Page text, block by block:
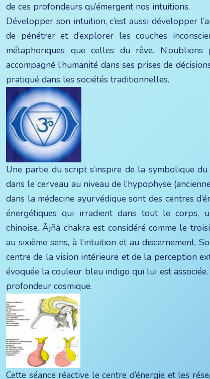
de ces profondeurs qu’émergent nos intuitions.
Développer son intuition, c’est aussi développer
de pénétrer et d’explorer les couches
métaphoriques que celles du rêve.
accompagné l’humanité dans ses prises de
pratiqué dans les sociétés traditionnelles.
Une partie du script s’inspire de la symbolique
dans le cerveau au niveau de l’hypophyse
dans la médecine ayurvédique sont des centres
énergétiques qui irradient dans tout le corps,
chinoise. Ājñā chakra est considéré comme le
au sixième sens, à l’intuition et au discernement.
centre de la vision intérieure et de la perception
évoquée la couleur bleu indigo qui lui est
profondeur cosmique.
Cette séance réactive le centre d’énergie et les